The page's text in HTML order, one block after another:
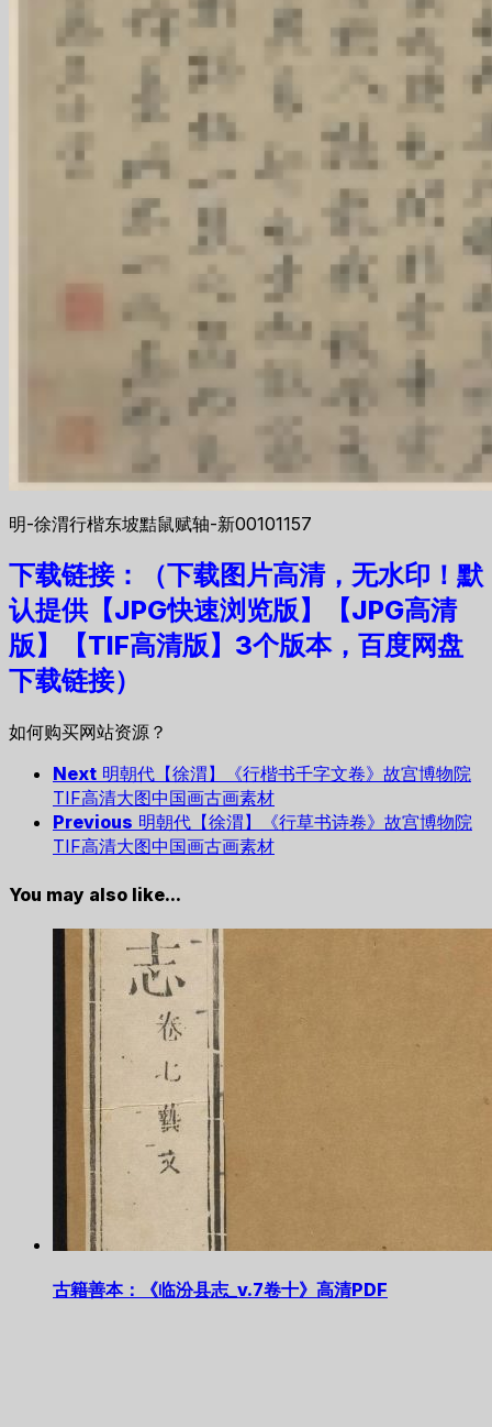
明-徐渭行楷东坡黠鼠赋轴-新00101157
下载链接：（下载图片高清，无水印！默
认提供【JPG快速浏览版】
【JPG高清
版】【TIF高清版】3个版本， 百度网盘
下载链接）
如何购买网站资源？
Next 明朝代【徐渭】《行楷书千字文卷》故宫博物院
TIF高清大图中国画古画素材
Previous 明朝代【徐渭】《行草书诗卷》故宫博物院
TIF高清大图中国画古画素材
You may also like...
古籍善本：《临汾县志_v.7卷十》高清PDF